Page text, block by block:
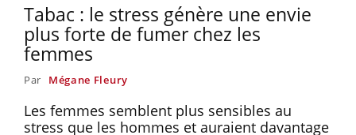
Tabac : le stress génère une envie
plus forte de fumer chez les
femmes
Par Mégane Fleury
Les femmes semblent plus sensibles au
stress que les hommes et auraient davantage